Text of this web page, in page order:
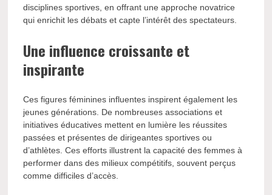
disciplines sportives, en offrant une approche novatrice
qui enrichit les débats et capte l’intérêt des spectateurs.
Une influence croissante et
inspirante
Ces figures féminines influentes inspirent également les
jeunes générations. De nombreuses associations et
initiatives éducatives mettent en lumière les réussites
passées et présentes de dirigeantes sportives ou
d’athlètes. Ces efforts illustrent la capacité des femmes à
performer dans des milieux compétitifs, souvent perçus
comme difficiles d’accès.